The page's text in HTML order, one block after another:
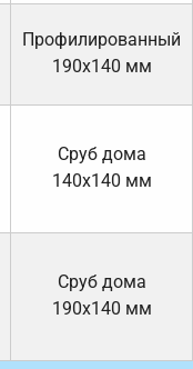
Профилированный
190х140 мм
Cруб дома
140х140 мм
Cруб дома
190х140 мм